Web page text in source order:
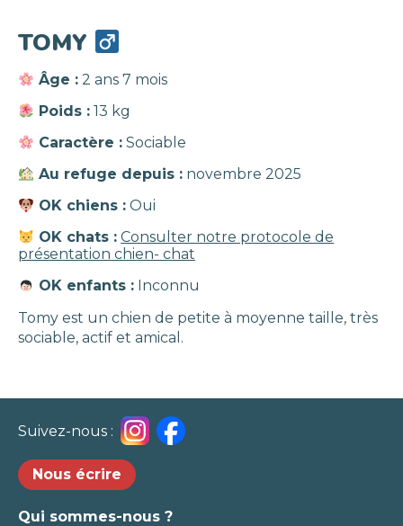
TOMY
Âge : 2 ans 7 mois
Poids : 13 kg
Caractère : Sociable
Au refuge depuis : novembre 2025
OK chiens : Oui
OK chats : Consulter notre protocole de
présentation chien- chat
OK enfants : Inconnu
Tomy est un chien de petite à moyenne taille, très
sociable, actif et amical.
Suivez-nous :
Nous écrire
Qui sommes-nous ?